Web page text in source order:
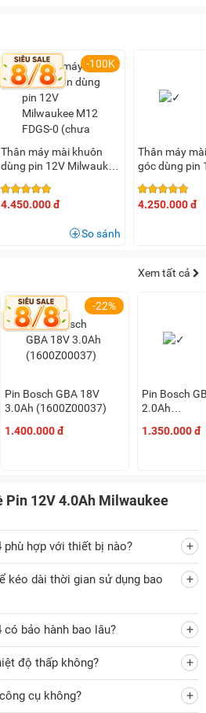
-100K
Thân máy mài khuôn
dùng pin 12V Milwaukee
sạc)
4.450.000 đ
So sánh
Thân máy
góc dùng pin
(chưa pin
4.250.000 đ
Xem tất cả
-22%
Pin Bosch GBA 18V
3.0Ah (1600Z00037)
1.400.000 đ
Pin Bosch
2.0Ah
1.350.000 đ
Pin 12V 4.0Ah Milwaukee
phù hợp với thiết bị nào?
kéo dài thời gian sử dụng bao
bảo hành bao lâu?
độ thấp không?
cụ không?